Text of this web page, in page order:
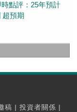
點評：25年預計
超預期
稿 | 投資者關係 |